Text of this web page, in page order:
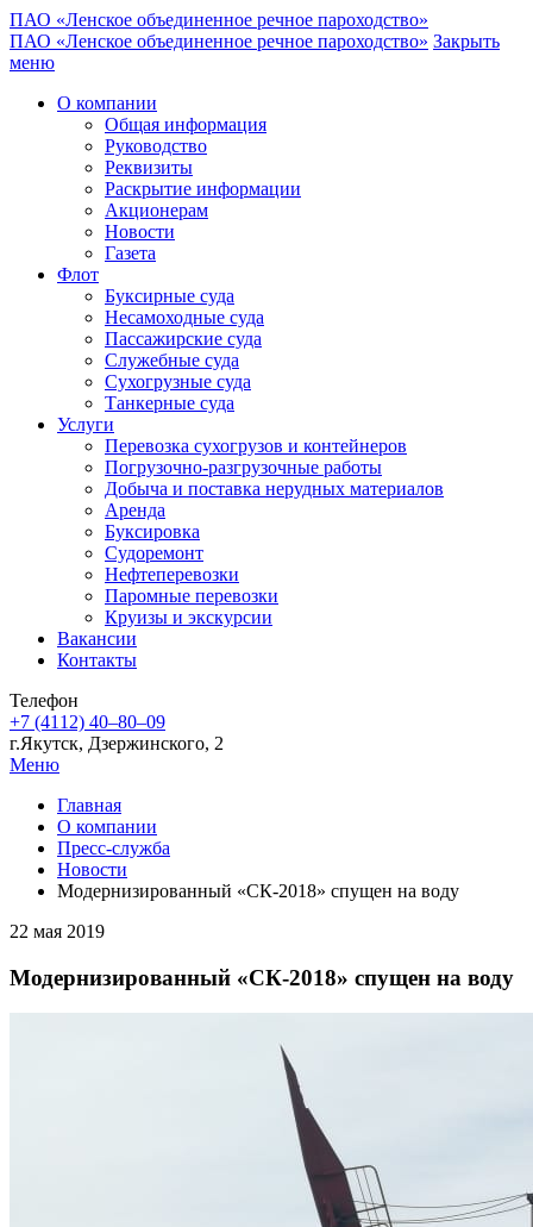
ПАО «Ленское объединенное речное пароходство»
ПАО «Ленское объединенное речное пароходство» Закрыть
меню
О компании
Общая информация
Руководство
Реквизиты
Раскрытие информации
Акционерам
Новости
Газета
Флот
Буксирные суда
Несамоходные суда
Пассажирские суда
Служебные суда
Сухогрузные суда
Танкерные суда
Услуги
Перевозка сухогрузов и контейнеров
Погрузочно-разгрузочные работы
Добыча и поставка нерудных материалов
Аренда
Буксировка
Судоремонт
Нефтеперевозки
Паромные перевозки
Круизы и экскурсии
Вакансии
Контакты
Телефон
+7 (4112) 40‒80‒09
г.Якутск, Дзержинского, 2
Меню
Главная
О компании
Пресс-служба
Новости
Модернизированный «СК-2018» спущен на воду
22 мая 2019
Модернизированный «СК-2018» спущен на воду